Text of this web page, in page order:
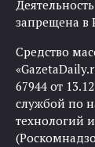
запрещена в
Средство
67944 от
службой по
технологий